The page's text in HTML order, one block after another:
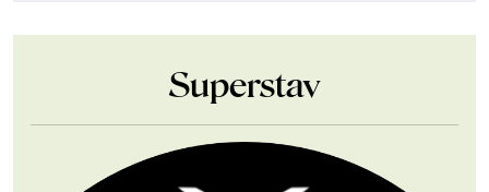
Superstav